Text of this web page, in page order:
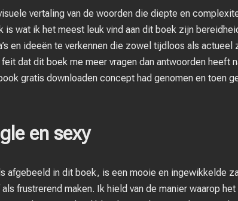
vertaling van de woorden die diepte en
wat ik het meest leuk vind aan dit boek zijn
en ideeën te verkennen die zowel tijdloos als
dat dit boek me meer vragen dan antwoorden heeft
gratis downloaden concept had genomen en toen
en sexy
afgebeeld in dit boek, is een mooie en ingewikkelde
frustrerend maken. Ik hield van de manier waarop